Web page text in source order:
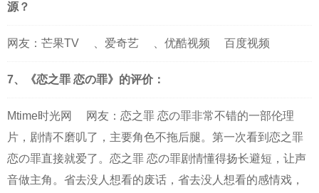
源？
网友： 芒果TV 、 爱奇艺 、 优酷视频 百度视频
7、《恋之罪 恋の罪》的评价：
Mtime时光网
网友：恋之罪 恋の罪非常不错的一部伦理
片，剧情不磨叽了，主要角色不拖后腿。第一次看到恋之罪
恋の罪直接就爱了。恋之罪 恋の罪剧情懂得扬长避短，让声
音做主角。省去没人想看的废话，省去没人想看的感情戏，